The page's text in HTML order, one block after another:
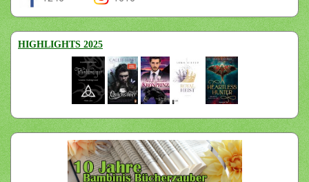
HIGHLIGHTS 2025